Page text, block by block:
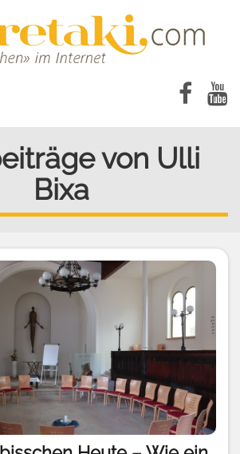
von Ulli
Bixa